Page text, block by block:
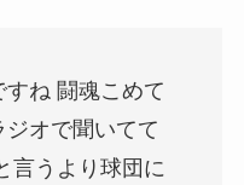
ね 闘魂こめて
オで聞いてて
言うより球団に